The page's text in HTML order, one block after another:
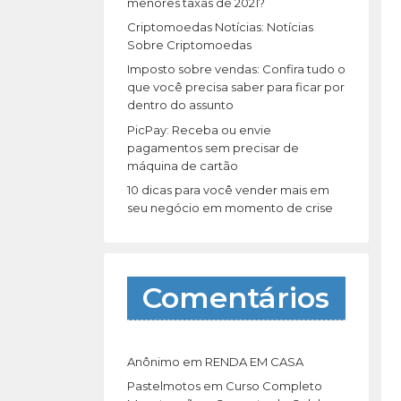
:
Criptomoedas Notícias: Notícias
Sobre Criptomoedas
Imposto sobre vendas: Confira tudo o
que você precisa saber para ficar por
dentro do assunto
PicPay: Receba ou envie
pagamentos sem precisar de
máquina de cartão
10 dicas para você vender mais em
seu negócio em momento de crise
Comentários
Anônimo em RENDA EM CASA
Pastelmotosem Curso Completo